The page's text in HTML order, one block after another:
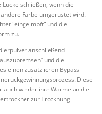
schließen, wenn die
Farbe umgerüstet wird.
“eingeimpft” und die
zu.
anschließend
und die
einen zusätzlichen Bypass
Diese
auch wieder ihre Wärme an die
zur Trocknung